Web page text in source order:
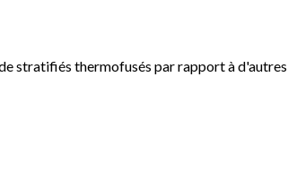
stratifiés thermofusés par rapport à